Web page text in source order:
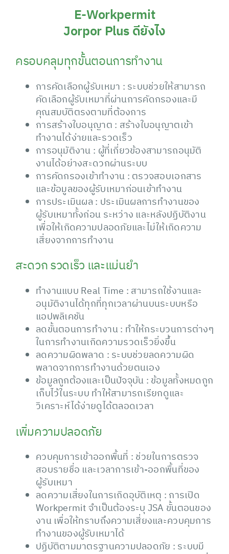
E-Workpermit
Jorpor Plus ดียังไง
ครอบคลุมทุกขั้นตอนการทำงาน
การคัดเลือกผู้รับเหมา : ระบบช่วยให้สามารถ
คัดเลือกผู้รับเหมาที่ผ่านการคัดกรองและมี
คุณสมบัติตรงตามที่ต้องการ
การสร้างใบอนุญาต : สร้างใบอนุญาตเข้า
ทำงานได้ง่ายและรวดเร็ว
การอนุมัติงาน : ผู้ที่เกี่ยวข้องสามารถอนุมัติ
งานได้อย่างสะดวกผ่านระบบ
การคัดกรองเข้าทำงาน : ตรวจสอบเอกสาร
และข้อมูลของผู้รับเหมาก่อนเข้าทำงาน
การประเมินผล : ประเมินผลการทำงานของ
ผู้รับเหมาทั้งก่อน ระหว่าง และหลังปฏิบัติงาน
เพื่อให้เกิดความปลอดภัยและไม่ให้เกิดความ
เสี่ยงจากการทำงาน
สะดวก รวดเร็ว และแม่นยำ
ทำงานแบบ Real Time : สามารถใช้งานและ
อนุมัติงานได้ทุกที่ทุกเวลาผ่านบนระบบหรือ
แอปพลิเคชัน
ลดขั้นตอนการทำงาน : ทำให้กระบวนการต่างๆ
ในการทำงานเกิดความรวดเร็วยิ่งขึ้น
ลดความผิดพลาด : ระบบช่วยลดความผิด
พลาดจากการทำงานด้วยตนเอง
ข้อมูลถูกต้องและเป็นปัจจุบัน : ข้อมูลทั้งหมดถูก
เก็บไว้ในระบบ ทำให้สามารถเรียกดูและ
วิเคราะห์ได้ง่ายดูได้ตลอดเวลา
เพิ่มความปลอดภัย
ควบคุมการเข้าออกพื้นที่ : ช่วยในการตรวจ
สอบรายชื่อ และเวลาการเข้า-ออกพื้นที่ของ
ผู้รับเหมา
ลดความเสี่ยงในการเกิดอุบัติเหตุ : การเปิด
Workpermit จำเป็นต้องระบุ JSA ขั้นตอนของ
งาน เพื่อให้ทราบถึงความเสี่ยงและควบคุมการ
ทำงานของผู้รับเหมาได้
ปฏิบัติตามมาตรฐานความปลอดภัย : ระบบมี